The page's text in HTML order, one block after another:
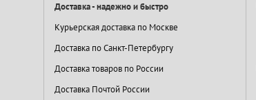
Доставка - надежно и быстро
Курьерская доставка по Москве
Доставка по Санкт-Петербургу
Доставка товаров по России
Доставка Почтой России